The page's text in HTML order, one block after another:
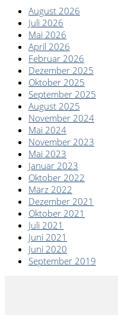
August 2026
Juli 2026
Mai 2026
April 2026
Februar 2026
Dezember 2025
Oktober 2025
September 2025
August 2025
November 2024
Mai 2024
November 2023
Mai 2023
Januar 2023
Oktober 2022
März 2022
Dezember 2021
Oktober 2021
Juli 2021
Juni 2021
Juni 2020
September 2019